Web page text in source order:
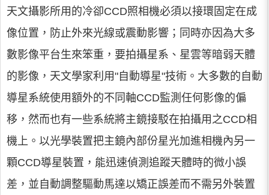
天文攝影所用的冷卻CCD照相機必須以接環固定在成
像位置，防止外來光線或震動影響；同時亦因為大多
數影像平台生來笨重，要拍攝星系、星雲等暗弱天體
的影像，天文學家利用"自動導星"技術。大多數的自動
導星系統使用額外的不同軸CCD監測任何影像的偏
移，然而也有一些系統將主鏡接駁在拍攝用之CCD相
機上。以光學裝置把主鏡內部份星光加進相機內另一
顆CCD導星裝置，能迅速偵測追蹤天體時的微小誤
差，並自動調整驅動馬達以矯正誤差而不需另外裝置